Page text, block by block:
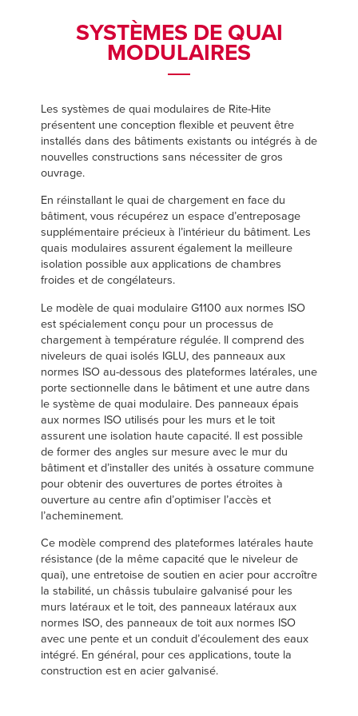
ASIA PACIFIC
English
MIDDLE EAST/AFRICA
English
ASIA PACIFIC
English
MIDDLE EAST/AFRICA
English
+33 (0) 1 30 07 12 37
SYSTÈMES DE QUAI
MODULAIRES
Les systèmes de quai modulaires de Rite-Hite
présentent une conception flexible et peuvent être
installés dans des bâtiments existants ou intégrés à de
nouvelles constructions sans nécessiter de gros
ouvrage.
En réinstallant le quai de chargement en face du
bâtiment, vous récupérez un espace d’entreposage
supplémentaire précieux à l’intérieur du bâtiment. Les
quais modulaires assurent également la meilleure
isolation possible aux applications de chambres
froides et de congélateurs.
Le modèle de quai modulaire G1100 aux normes ISO
est spécialement conçu pour un processus de
chargement à température régulée. Il comprend des
niveleurs de quai isolés IGLU, des panneaux aux
normes ISO au-dessous des plateformes latérales, une
porte sectionnelle dans le bâtiment et une autre dans
le système de quai modulaire. Des panneaux épais
aux normes ISO utilisés pour les murs et le toit
assurent une isolation haute capacité. Il est possible
de former des angles sur mesure avec le mur du
bâtiment et d’installer des unités à ossature commune
pour obtenir des ouvertures de portes étroites à
ouverture au centre afin d’optimiser l’accès et
l’acheminement.
Ce modèle comprend des plateformes latérales haute
résistance (de la même capacité que le niveleur de
quai), une entretoise de soutien en acier pour accroître
la stabilité, un châssis tubulaire galvanisé pour les
murs latéraux et le toit, des panneaux latéraux aux
normes ISO, des panneaux de toit aux normes ISO
avec une pente et un conduit d’écoulement des eaux
intégré. En général, pour ces applications, toute la
construction est en acier galvanisé.